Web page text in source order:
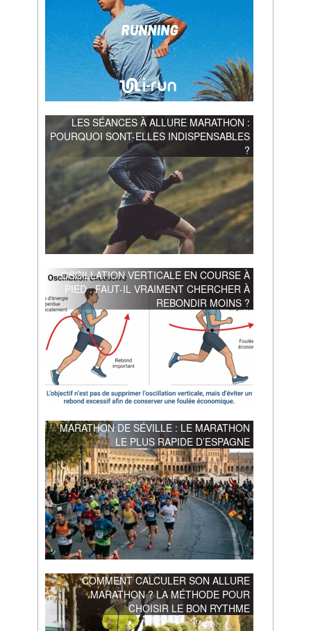
LES SÉANCES À ALLURE MARATHON :
POURQUOI SONT-ELLES INDISPENSABLES
?
OSCILLATION VERTICALE EN COURSE À
PIED : FAUT-IL VRAIMENT CHERCHER À
REBONDIR MOINS ?
MARATHON DE SÉVILLE : LE MARATHON
LE PLUS RAPIDE D’ESPAGNE
COMMENT CALCULER SON ALLURE
MARATHON ? LA MÉTHODE POUR
CHOISIR LE BON RYTHME